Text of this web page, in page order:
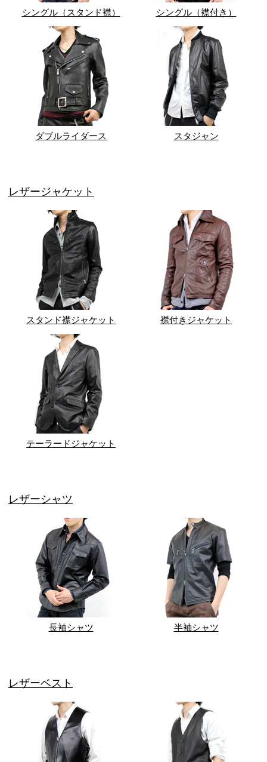
シングル（スタンド襟） シングル（襟付き）
ダブルライダース スタジャン
レザージャケット
スタンド襟ジャケット 襟付きジャケット
テーラードジャケット
レザーシャツ
長袖シャツ 半袖シャツ
レザーベスト